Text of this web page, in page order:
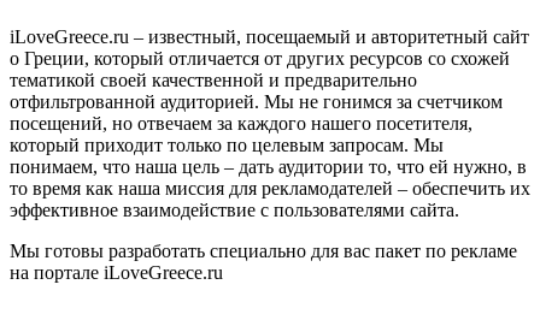
iLoveGreece.ru – известный, посещаемый и авторитетный сайт
о Греции, который отличается от других ресурсов со схожей
тематикой своей качественной и предварительно
отфильтрованной аудиторией. Мы не гонимся за счетчиком
посещений, но отвечаем за каждого нашего посетителя,
который приходит только по целевым запросам. Мы
понимаем, что наша цель – дать аудитории то, что ей нужно, в
то время как наша миссия для рекламодателей – обеспечить их
эффективное взаимодействие с пользователями сайта.
Мы готовы разработать специально для вас пакет по рекламе
на портале iLoveGreece.ru